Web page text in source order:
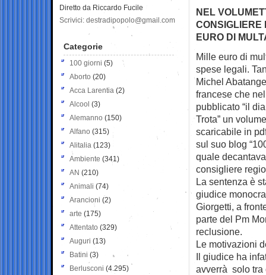
NEL
EURO DI
Mille euro di
spese legali.
Michel
francese che
pubblicato “il
Trota” un
scaricabile in
sul suo blog
quale
consigliere
La sentenza è
giudice
Giorgetti, a
parte del Pm
reclusione.
Le motivazioni
Il giudice ha
avverrà solo tra
Diretto da Riccardo Fucile
Scrivici: destradipopolo@gmail.com
Categorie
100 giorni (5)
Aborto (20)
Acca Larentia (2)
Alcool (3)
Alemanno (150)
Alfano (315)
Alitalia (123)
Ambiente (341)
AN (210)
Animali (74)
Arancioni (2)
arte (175)
Attentato (329)
Auguri (13)
Batini (3)
Berlusconi (4.295)